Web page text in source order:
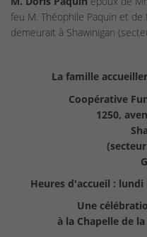
feu M. Théophile Paquin et de
demeurait à Shawinigan
La famille
Coopérative
1250,
Heures d'accueil :
Une
à la Chapelle de